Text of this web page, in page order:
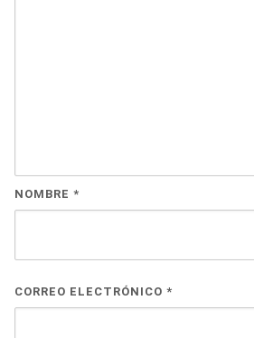
NOMBRE *
CORREO ELECTRÓNICO *